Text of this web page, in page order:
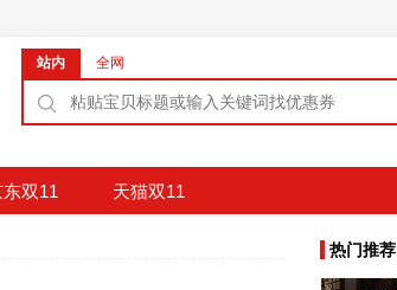
站内 全网
双11 天猫双11
热门推荐